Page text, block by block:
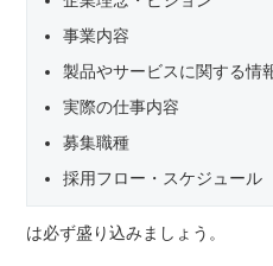
事業内容
製品やサービスに関する情
実際の仕事内容
募集職種
採用フロー・スケジュール
は必ず盛り込みましょう。